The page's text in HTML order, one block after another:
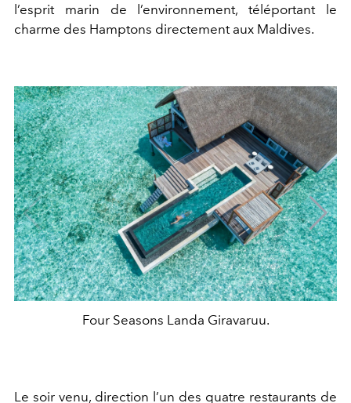
l’esprit marin de l’environnement, téléportant le
charme des Hamptons directement aux Maldives.
Four Seasons Landa Giravaruu.
Le soir venu, direction l’un des quatre restaurants de